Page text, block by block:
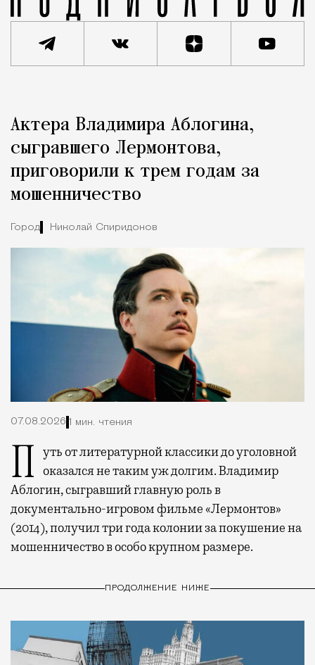
Город
Актера Владимира Аблогина,
сыгравшего Лермонтова,
приговорили к трем годам за
мошенничество
Город Николай Спиридонов
07.08.2026 1 мин. чтения
Путь от литературной классики до уголовной оказался не таким уж долгим. Владимир
Аблогин, сыгравший главную роль в
документально-игровом фильме «Лермонтов»
(2014), получил три года колонии за покушение на
мошенничество в особо крупном размере.
ПРОДОЛЖЕНИЕ НИЖЕ